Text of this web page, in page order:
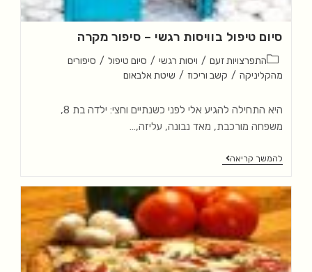
סיום טיפול בוויסות רגשי – סיפור מקרה
התפרצויות זעם / ויסות רגשי / סיום טיפול / סיפורים
מהקליניקה / קשב וריכוז / שיטת אלבאום
היא התחילה להגיע אלי לפני כשנתיים וחצי: ילדה בת 8,
משפחה מורכבת, מאד נבונה, עליזה,…
להמשך קריאה